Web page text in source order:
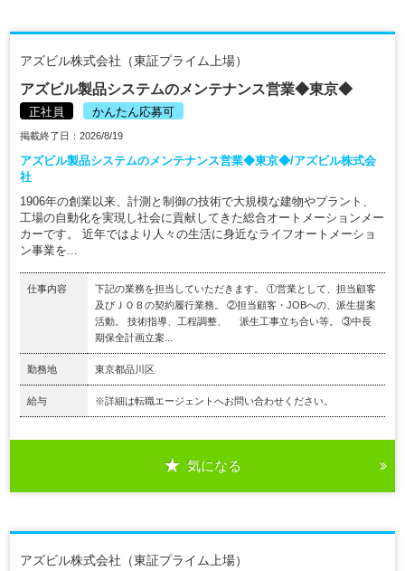
アズビル株式会社（東証プライム上場）
アズビル製品システムのメンテナンス営業◆東京◆
正社員 かんたん応募可
掲載終了日：2026/8/19
アズビル製品システムのメンテナンス営業◆東京◆/アズビル株式会
社
1906年の創業以来、計測と制御の技術で大規模な建物やプラント、
工場の自動化を実現し社会に貢献してきた総合オートメーションメー
カーです。 近年ではより人々の生活に身近なライフオートメーショ
ン事業を...
仕事内容
下記の業務を担当していただきます。 ①営業として、担当顧客
及びＪＯＢの契約履行業務。 ②担当顧客・JOBへの、派生提案
活動。 技術指導、工程調整、 派生工事立ち合い等。 ③中長
期保全計画立案...
勤務地 東京都品川区
給与 ※詳細は転職エージェントへお問い合わせください。
気になる
アズビル株式会社（東証プライム上場）